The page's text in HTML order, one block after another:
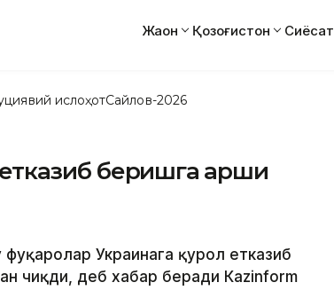
Жаҳон Қозоғистон Сиёсат
ислоҳотСайлов-2026
беришга қарши
фуқаролар Украинага қурол етказиб
чиқди, деб хабар беради Кazinform